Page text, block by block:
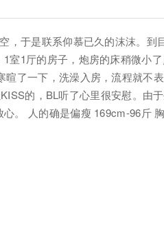
，于是联系仰慕已久的沫沫。到
室1厅的房子，炮房的床稍微小
了一下，洗澡入房，流程就不
的，BL听了心里很安慰。由
。 人的确是偏瘦 169cm-96斤